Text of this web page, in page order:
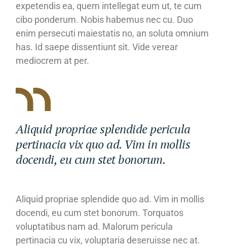
expetendis ea, quem intellegat eum ut, te cum
cibo ponderum. Nobis habemus nec cu. Duo
enim persecuti maiestatis no, an soluta omnium
has. Id saepe dissentiunt sit. Vide verear
mediocrem at per.
Aliquid propriae splendide pericula
pertinacia vix quo ad. Vim in mollis
docendi, eu cum stet bonorum.
Aliquid propriae splendide quo ad. Vim in mollis
docendi, eu cum stet bonorum. Torquatos
voluptatibus nam ad. Malorum pericula
pertinacia cu vix, voluptaria deseruisse nec at.